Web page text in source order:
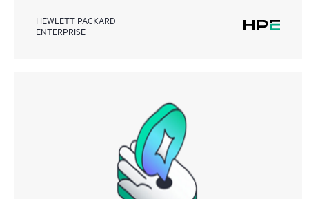
HEWLETT PACKARD
ENTERPRISE